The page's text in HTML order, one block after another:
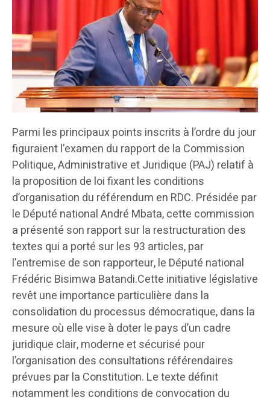
Parmi les principaux points inscrits à l’ordre du jour
figuraient l’examen du rapport de la Commission
Politique, Administrative et Juridique (PAJ) relatif à
la proposition de loi fixant les conditions
d’organisation du référendum en RDC. Présidée par
le Député national André Mbata, cette commission
a présenté son rapport sur la restructuration des
textes qui a porté sur les 93 articles, par
l’entremise de son rapporteur, le Député national
Frédéric Bisimwa Batandi.Cette initiative législative
revêt une importance particulière dans la
consolidation du processus démocratique, dans la
mesure où elle vise à doter le pays d’un cadre
juridique clair, moderne et sécurisé pour
l’organisation des consultations référendaires
prévues par la Constitution. Le texte définit
notamment les conditions de convocation du